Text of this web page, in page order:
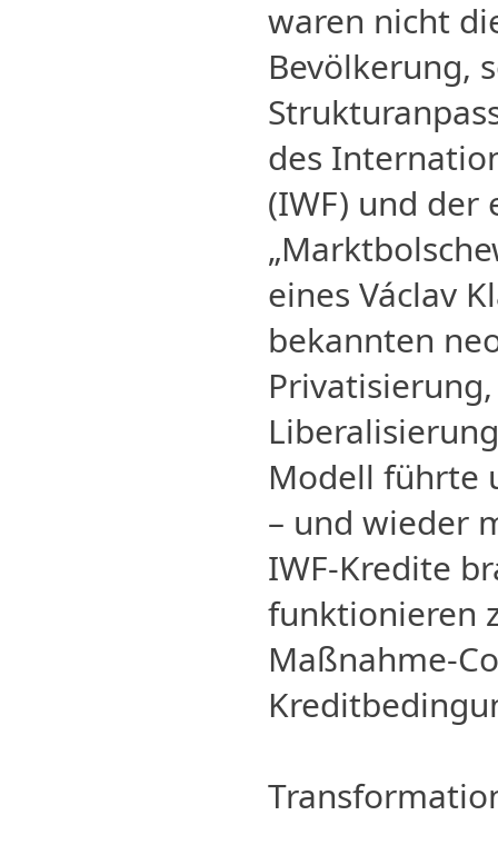
waren nicht
Bevölkerung,
des
(IWF) und der
eines Václav
bekannten
Modell führte
– und wieder
IWF-Kredite
funktionieren
Maßnahme-